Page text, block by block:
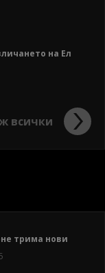
на Ел
всички
трима нови